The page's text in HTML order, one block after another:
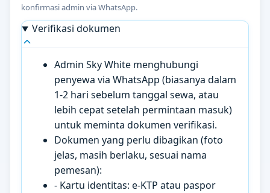
konfirmasi admin via WhatsApp.
Verifikasi dokumen
Admin Sky White menghubungi
penyewa via WhatsApp (biasanya dalam
1-2 hari sebelum tanggal sewa, atau
lebih cepat setelah permintaan masuk)
untuk meminta dokumen verifikasi.
Dokumen yang perlu dibagikan (foto
jelas, masih berlaku, sesuai nama
pemesan):
- Kartu identitas: e-KTP atau paspor